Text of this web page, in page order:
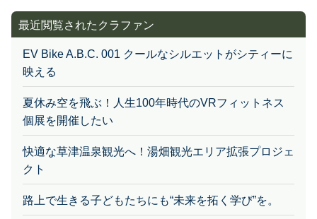
EV Bike A.B.C. 001 クールなシルエットがシティーに
映える
夏休み空を飛ぶ！人生100年時代のVRフィットネス
個展を開催したい
快適な草津温泉観光へ！湯畑観光エリア拡張プロジェ
クト
路上で生きる子どもたちにも“未来を拓く学び”を。
バチカンと日本の秘められた歴史の扉がいま開かれ